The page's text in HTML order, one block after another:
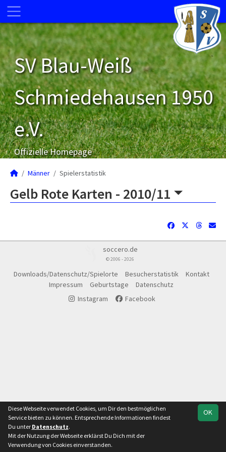
SV Blau-Weiß
Schmiedehausen 1950
e.V.
Offizielle Homepage
Männer Spielerstatistik
Gelb Rote Karten - 2010/11
soccero.de
© 2006 - 2026
Downloads/Datenschutz/Spielorte Besucherstatistik
Kontakt
Impressum
Geburtstage
Datenschutz
Instagram
Facebook
OK
Diese Webseite verwendet Cookies, um Dir den bestmöglichen
Service bieten zu können. Entsprechende Informationen findest
Du unter Datenschutz.
Mit der Nutzung der Webseite erklärst Du Dich mit der
Verwendung von Cookies einverstanden.